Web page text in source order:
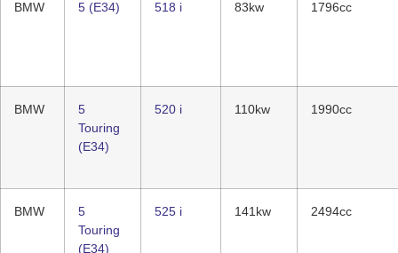
BMW 5 (E34) 518 i 83kw 1796cc
BMW
5
Touring
(E34)
520 i 110kw 1990cc
BMW
5
Touring
(E34)
525 i 141kw 2494cc